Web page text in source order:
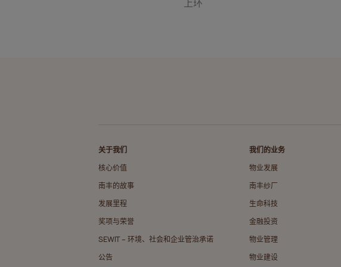
上环
关于我们
核心价值
南丰的故事
发展里程
奖项与荣誉
SEWIT – 环境、社会和企业管治承诺
公告
我们的业务
物业发展
南丰纱厂
生命科技
金融投资
物业管理
物业建设